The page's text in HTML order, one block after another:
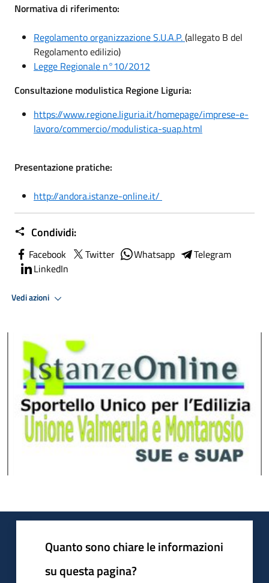
Normativa di riferimento:
Regolamento organizzazione S.U.A.P.(allegato B del
Regolamento edilizio)
Legge Regionale n°10/2012
Consultazione modulistica Regione Liguria:
https://www.regione.liguria.it/homepage/imprese-e-
lavoro/commercio/modulistica-suap.html
Presentazione pratiche:
http://andora.istanze-online.it/
Condividi:
Facebook Twitter Whatsapp
Telegram
LinkedIn
Vedi azioni
Quanto sono chiare le informazioni
su questa pagina?